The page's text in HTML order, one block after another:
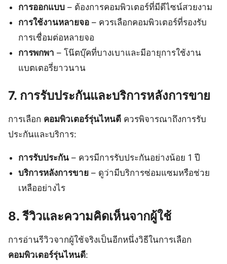
การออกแบบ – ต้องการคอมพิวเตอร์ที่มีดีไซน์สวยงาม
การใช้งานหลายจอ – ควรเลือกคอมพิวเตอร์ที่รองรับ
การเชื่อมต่อหลายจอ
การพกพา – โน๊ตบุ๊คที่บางเบาและมีอายุการใช้งาน
แบตเตอรี่ยาวนาน
7. การรับประกันและบริการหลังการขาย
การเลือก คอมพิวเตอร์รุ่นไหนดี ควรพิจารณาถึงการรับ
ประกันและบริการ:
การรับประกัน – ควรมีการรับประกันอย่างน้อย 1 ปี
บริการหลังการขาย – ดูว่ามีบริการซ่อมแซมหรือช่วย
เหลืออย่างไร
8. รีวิวและความคิดเห็นจากผู้ใช้
การอ่านรีวิวจากผู้ใช้จริงเป็นอีกหนึ่งวิธีในการเลือก
คอมพิวเตอร์รุ่นไหนดี: